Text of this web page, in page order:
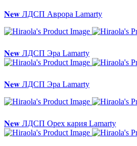
𝐍𝐞𝐰 ЛДСП Аврора Lamarty
𝐍𝐞𝐰 ЛДСП Эра Lamarty
𝐍𝐞𝐰 ЛДСП Эра Lamarty
𝐍𝐞𝐰 ЛДСП Орех кария Lamarty